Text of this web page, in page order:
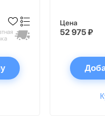
Цена
52 975 ₽